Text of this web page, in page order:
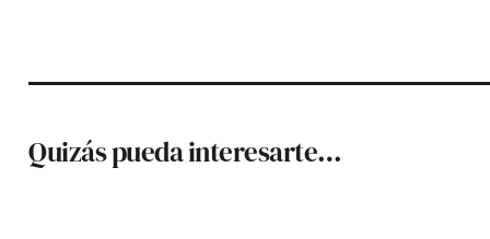
Quizás pueda interesarte…